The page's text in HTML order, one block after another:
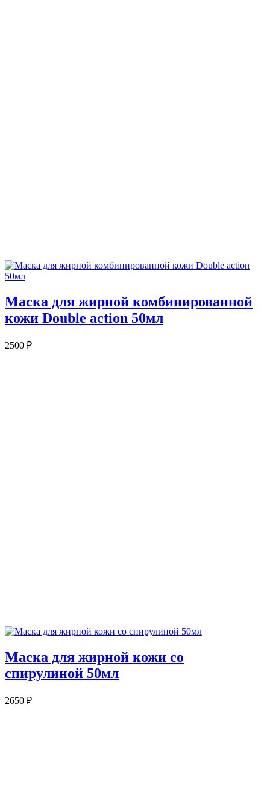
Маска для жирной комбинированной
кожи Double action 50мл
2500 ₽
Маска для жирной кожи со
спирулиной 50мл
2650 ₽